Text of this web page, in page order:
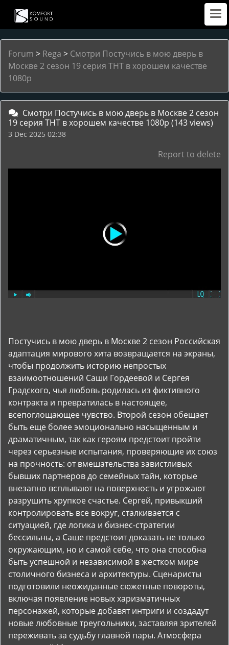
Forum > Rega > Смотри Постучись в мою дверь в
Москве 2 сезон 19 серия ТНТ в хорошем качестве
1080p
Смотри Постучись в мою дверь в Москве 2 сезон
19 серия ТНТ в хорошем качестве 1080p (143 views)
3 Dec 2025 02:38
Report to delete
Постучись в мою дверь в Москве 2 сезон Российская
адаптация мирового хита возвращается на экраны,
чтобы продолжить историю непростых
взаимоотношений Саши Гордеевой и Сергея
Градского, чья любовь родилась из фиктивного
контракта и превратилась в настоящее,
всепоглощающее чувство. Второй сезон обещает
быть еще более эмоционально насыщенным и
драматичным, так как героям предстоит пройти
через серьезные испытания, проверяющие их союз
на прочность: от вмешательства завистливых
бывших партнеров до семейных тайн, которые
внезапно всплывают на поверхность и угрожают
разрушить хрупкое счастье. Сергей, привыкший
контролировать все вокруг, сталкивается с
ситуацией, где логика и бизнес-стратегии
бессильны, а Саше предстоит доказать не только
окружающим, но и самой себе, что она способна
быть успешной и независимой в жестком мире
столичного бизнеса и архитектуры. Сценаристы
подготовили неожиданные сюжетные повороты,
включая появление новых харизматичных
персонажей, которые добавят интриги и создадут
новые любовные треугольники, заставляя зрителей
переживать за судьбу главной пары. Атмосфера